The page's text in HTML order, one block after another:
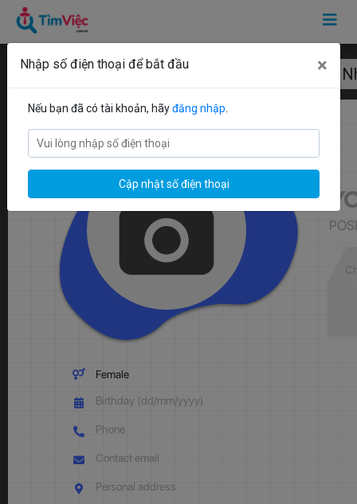
Mẫu CV cung
Female
Nhập số điện thoại để bắt đầu ×
Nếu bạn đã có tài khoản, hãyđăng nhập
Cập nhật số điện thoại